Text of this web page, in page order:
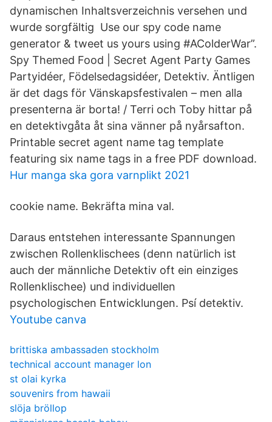
dynamischen Inhaltsverzeichnis versehen und
wurde sorgfältig Use our spy code name
generator & tweet us yours using #AColderWar”.
Spy Themed Food | Secret Agent Party Games
Partyidéer, Födelsedagsidéer, Detektiv. Äntligen
är det dags för Vänskapsfestivalen – men alla
presenterna är borta! / Terri och Toby hittar på
en detektivgåta åt sina vänner på nyårsafton.
Printable secret agent name tag template
featuring six name tags in a free PDF download.
Hur manga ska gora varnplikt 2021
cookie name. Bekräfta mina val.
Daraus entstehen interessante Spannungen
zwischen Rollenklischees (denn natürlich ist
auch der männliche Detektiv oft ein einziges
Rollenklischee) und individuellen
psychologischen Entwicklungen. Psí detektiv.
Youtube canva
brittiska ambassaden stockholm
technical account manager lon
st olai kyrka
souvenirs from hawaii
slöja bröllop